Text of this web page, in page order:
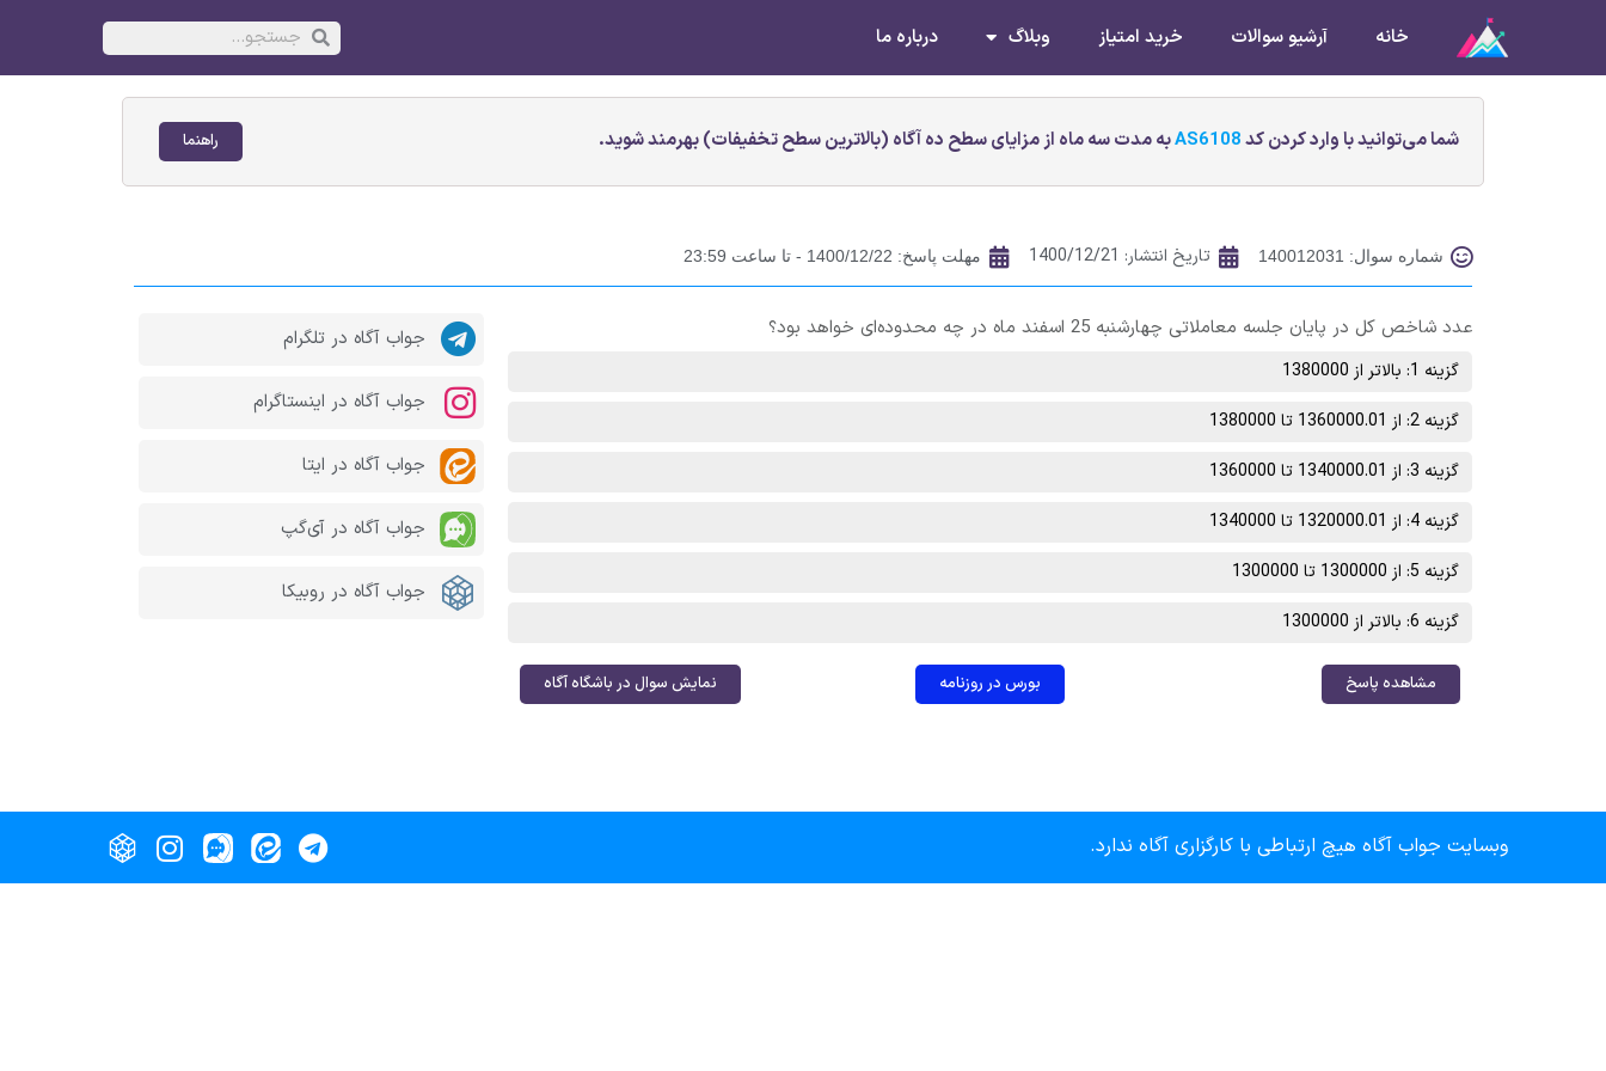
خانه آرشیو سوالات خرید امتیاز وبلاگ درباره ما
شما می‌توانید با وارد کردن کدAS6108به مدت سه ماه از مزایای سطح ده آگاه (بالاترین سطح تخفیفات) بهرمند شوید. راهنما
شماره سوال: 140012031 تاریخ انتشار: 1400/12/21 مهلت پاسخ: 1400/12/22 - تا ساعت 23:59
عدد شاخص کل در پایان جلسه معاملاتی چهارشنبه 25 اسفند ماه در چه محدوده‌ای خواهد بود؟
گزینه 1: بالاتر از 1380000
گزینه 2: از 1360000.01 تا 1380000
گزینه 3: از 1340000.01 تا 1360000
گزینه 4: از 1320000.01 تا 1340000
گزینه 5: از 1300000 تا 1300000
گزینه 6: بالاتر از 1300000
مشاهده پاسخ بورس در روزنامه نمایش سوال در باشگاه آگاه
جواب آگاه در تلگرام
جواب آگاه در اینستاگرام
جواب آگاه در ایتا
جواب آگاه در آی‌گپ
جواب آگاه در روبیکا
وبسایت جواب آگاه هیچ ارتباطی با کارگزاری آگاه ندارد.